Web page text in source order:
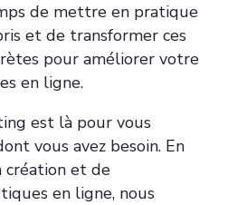
de mettre en pratique
et de transformer ces
pour améliorer votre
en ligne.
est là pour vous
vous avez besoin. En
création et de
en ligne, nous